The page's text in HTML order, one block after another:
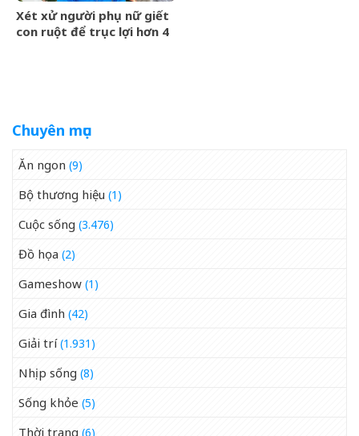
Xét xử người phụ nữ giết
con ruột để trục lợi hơn 4
Chuyên mục
Ăn ngon (9)
Bộ thương hiệu (1)
Cuộc sống (3.476)
Đồ họa (2)
Gameshow (1)
Gia đình (42)
Giải trí(1.931)
Nhịp sống (8)
Sống khỏe (5)
Thời trang (6)